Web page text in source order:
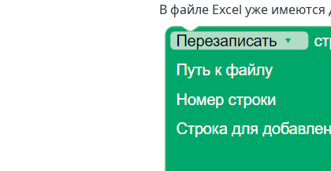
В файле Excel уже имеются